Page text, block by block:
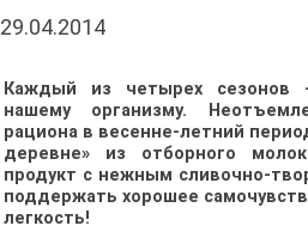
29.04.2014
Каждый из четырех сезонов
нашему организму.
рациона в весенне-летний
деревне» из отборного
продукт с нежным сливочно-
поддержать хорошее
легкость!